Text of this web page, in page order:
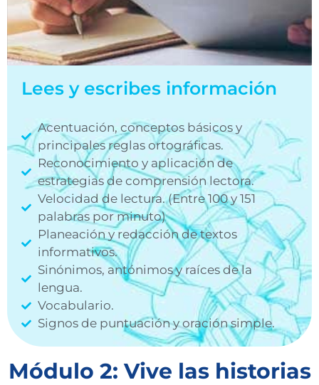
Lees y escribes información
Acentuación, conceptos básicos y
principales reglas ortográficas.
Reconocimiento y aplicación de
estrategias de comprensión lectora.
Velocidad de lectura. (Entre 100 y 151
palabras por minuto)
Planeación y redacción de textos
informativos.
Sinónimos, antónimos y raíces de la
lengua.
Vocabulario.
Signos de puntuación y oración simple.
Módulo 2: Vive las historias